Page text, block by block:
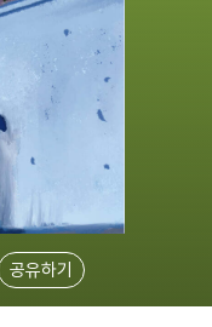
공유하기